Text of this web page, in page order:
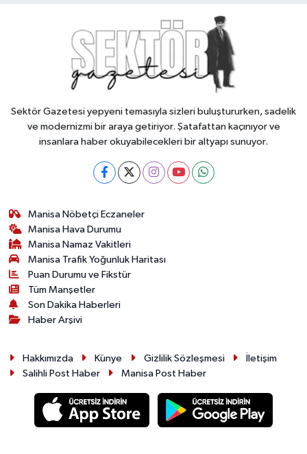
Sektör Gazetesi yepyeni temasıyla sizleri buluştururken, sadelik
ve modernizmi bir araya getiriyor. Şatafattan kaçınıyor ve
insanlara haber okuyabilecekleri bir altyapı sunuyor.
Manisa Nöbetçi Eczaneler
Manisa Hava Durumu
Manisa Namaz Vakitleri
Manisa Trafik Yoğunluk Haritası
Puan Durumu ve Fikstür
Tüm Manşetler
Son Dakika Haberleri
Haber Arşivi
Hakkımızda Künye Gizlilik Sözleşmesi
İletişim
Salihli Post Haber
Manisa Post Haber